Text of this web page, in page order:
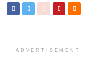
ADVERTISEMENT